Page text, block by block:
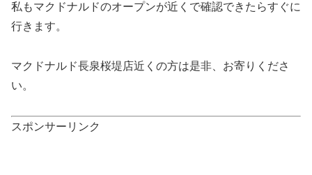
私もマクドナルドのオープンが近くで確認できたらすぐに
行きます。
マクドナルド長泉桜堤店近くの方は是非、お寄りくださ
い。
スポンサーリンク